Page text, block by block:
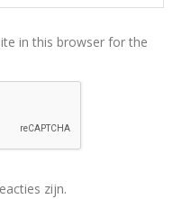
in this browser for the
zijn.